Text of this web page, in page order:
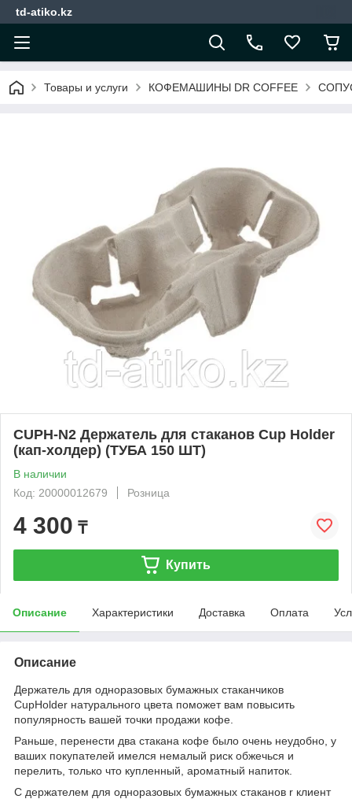
td-atiko.kz
Товары и услуги КОФЕМАШИНЫ DR COFFEE
CUPH-N2 Держатель для стаканов Cup Holder
(кап-холдер) (ТУБА 150 ШТ)
В наличии
Код: 20000012679
Розница
4 300 ₸
Купить
Описание Характеристики Доставка Оплата
Описание
Держатель для одноразовых бумажных стаканчиков
CupHolder натурального цвета поможет вам повысить
популярность вашей точки продажи кофе.
Раньше, перенести два стакана кофе было очень неудобно, у
ваших покупателей имелся немалый риск обжечься и
перелить, только что купленный, ароматный напиток.
С держателем для одноразовых бумажных стаканов r клиент